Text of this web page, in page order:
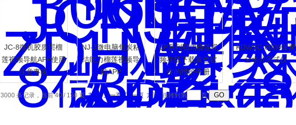
JC-8微机胶质层榴
莲视频导航APP使用
注意事项
NJ-3微电脑焦炭粘
结能力榴莲视频导
航APP
EP系列鄂式榴莲视
频在线下载黄色软
件的维护手册
KDWSC-8000煤炭
全水分测试仪
条记录，当前 40 / 150 页首页 上一页 下一页 末页 跳转到第 页